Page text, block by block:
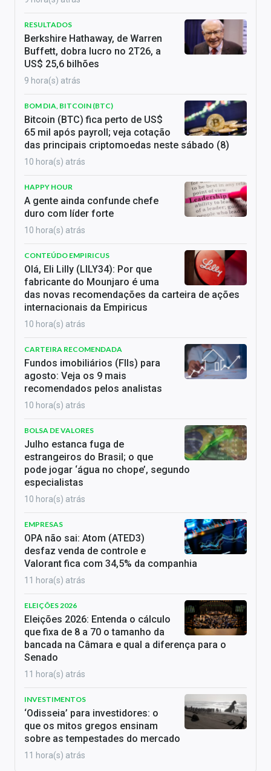
RESULTADOS
Berkshire Hathaway, de Warren
Buffett, dobra lucro no 2T26, a
US$ 25,6 bilhões
9 hora(s) atrás
BOM DIA, BITCOIN (BTC)
Bitcoin (BTC) fica perto de US$
65 mil após payroll; veja cotação
das principais criptomoedas neste sábado (8)
10 hora(s) atrás
HAPPY HOUR
A gente ainda confunde chefe
duro com líder forte
10 hora(s) atrás
CONTEÚDO EMPIRICUS
Olá, Eli Lilly (LILY34): Por que
fabricante do Mounjaro é uma
das novas recomendações da carteira de ações
internacionais da Empiricus
10 hora(s) atrás
CARTEIRA RECOMENDADA
Fundos imobiliários (FIIs) para
agosto: Veja os 9 mais
recomendados pelos analistas
10 hora(s) atrás
BOLSA DE VALORES
Julho estanca fuga de
estrangeiros do Brasil; o que
pode jogar ‘água no chope’, segundo
especialistas
10 hora(s) atrás
EMPRESAS
OPA não sai: Atom (ATED3)
desfaz venda de controle e
Valorant fica com 34,5% da companhia
11 hora(s) atrás
ELEIÇÕES 2026
Eleições 2026: Entenda o cálculo
que fixa de 8 a 70 o tamanho da
bancada na Câmara e qual a diferença para o
Senado
11 hora(s) atrás
INVESTIMENTOS
‘Odisseia’ para investidores: o
que os mitos gregos ensinam
sobre as tempestades do mercado
11 hora(s) atrás